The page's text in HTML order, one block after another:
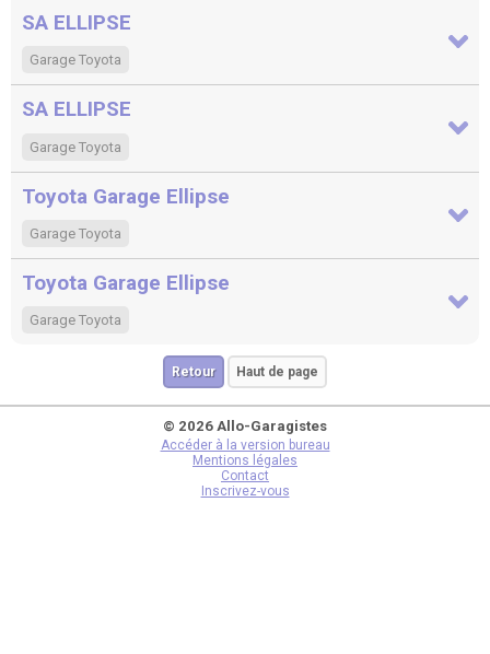
SA ELLIPSE
Garage Toyota
SA ELLIPSE
Garage Toyota
Toyota Garage Ellipse
Garage Toyota
Toyota Garage Ellipse
Garage Toyota
Retour Haut de page
© 2026 Allo-Garagistes
Accéder à la version bureau
Mentions légales
Contact
Inscrivez-vous